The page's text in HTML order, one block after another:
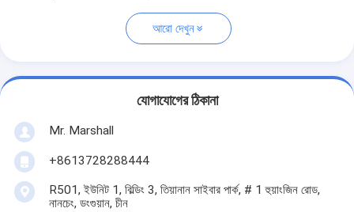
আরো দেখুন
যোগাযোগের ঠিকানা
Mr. Marshall
+8613728288444
R501, ইউনিট 1, বিল্ডিং 3, তিয়ানান সাইবার পার্ক, # 1 হুয়াংজিন রোড,
নানচেং, ডংগুয়ান, চীন